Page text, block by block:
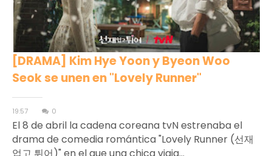
[DRAMA] Kim Hye Yoon y Byeon Woo
Seok se unen en "Lovely Runner"
19:57 0
El 8 de abril la cadena coreana tvN estrenaba el
drama de comedia romántica "Lovely Runner (선재